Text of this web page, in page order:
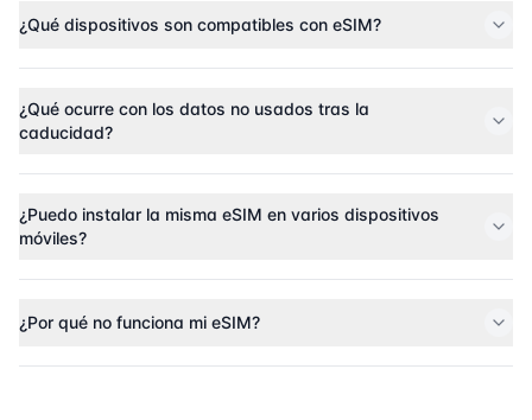
¿Qué dispositivos son compatibles con eSIM?
¿Qué ocurre con los datos no usados tras la
caducidad?
¿Puedo instalar la misma eSIM en varios dispositivos
móviles?
¿Por qué no funciona mi eSIM?